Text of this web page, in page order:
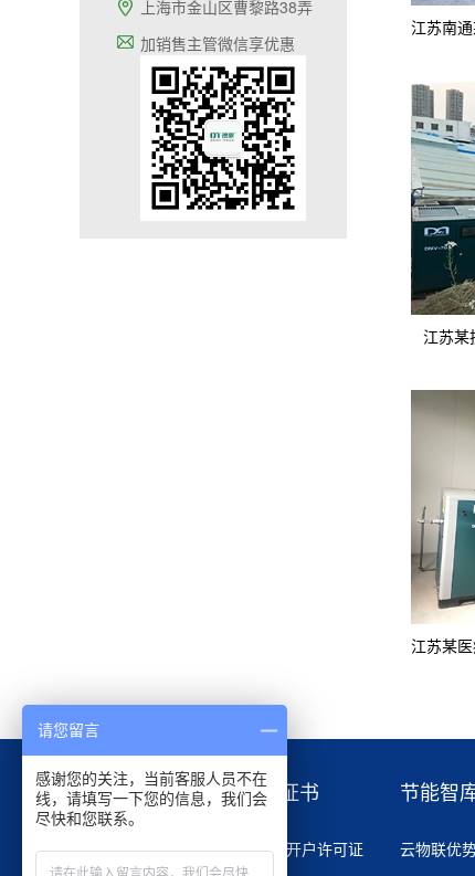
上海市金山区曹黎路38弄
加销售主管微信享优惠
江苏某
产品展示
无油系列空压机
资质证书
资信和开户许可证
节能智
云物联优
请您留言
感谢您的关注，当前客服人员不在
线，请填写一下您的信息，我们会
尽快和您联系。